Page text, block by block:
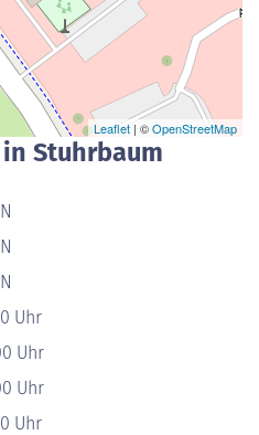
Leaflet | ©OpenStreetMap
Stuhrbaum
Uhr
Uhr
Uhr
Uhr